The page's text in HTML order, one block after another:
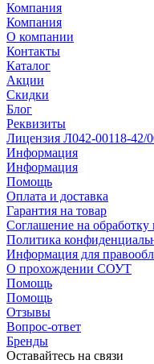
Компания
Компания
О компании
Контакты
Каталог
Акции
Скидки
Блог
Реквизиты
Лицензия Л042-00118-42/
Информация
Информация
Помощь
Оплата и доставка
Гарантия на товар
Соглашение на
Политика
Информация для
О прохождении СОУТ
Помощь
Помощь
Отзывы
Вопрос-ответ
Бренды
Оставайтесь на связи